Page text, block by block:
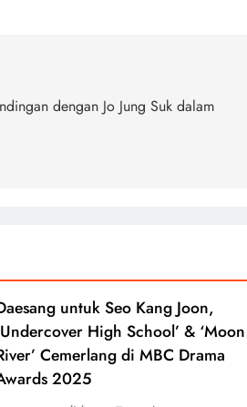
dengan Jo Jung Suk dalam
untuk Seo Kang Joon,
High School’ & ‘Moon
Cemerlang di MBC Drama
2025